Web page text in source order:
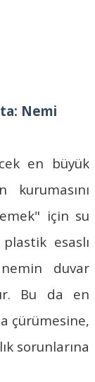
Nemi
en büyük
kurumasını
için su
esaslı
duvar
Bu da en
çürümesine,
sorunlarına